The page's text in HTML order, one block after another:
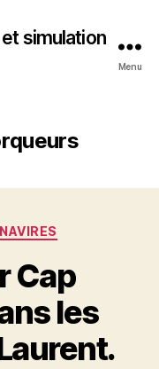
simulation
Menu
Cap
les